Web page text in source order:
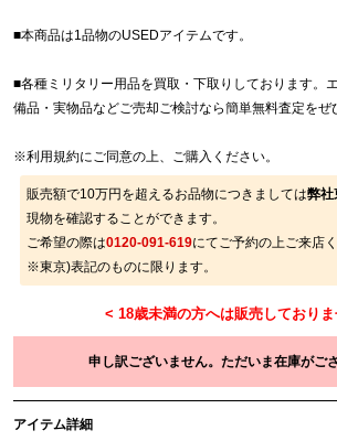
■本商品は1品物のUSEDアイテムです。
■各種ミリタリー用品を買取・下取りしております。
備品・実物品などご売却ご検討なら簡単無料査定をぜ
※利用規約にご同意の上、ご購入ください。
販売額で10万円を超えるお品物につきましては弊社
現物を確認することができます。
ご希望の際は0120-091-619にてご予約の上ご来店く
※東京)表記のものに限ります。
申し訳ございません。ただいま在庫がご
アイテム詳細